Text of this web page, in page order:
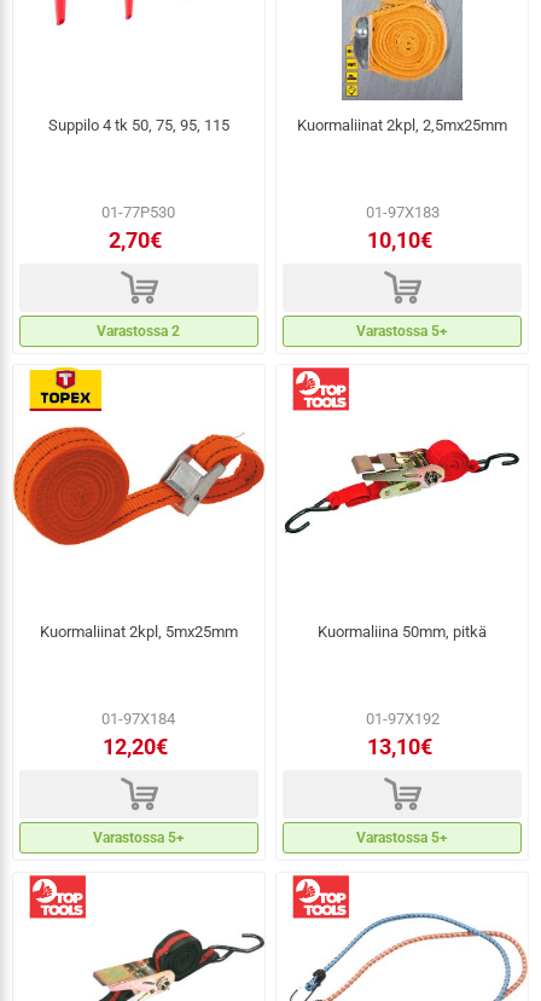
Suppilo 4 tk 50, 75, 95, 115
01-77P530
2,70€
d
Varastossa 2
Kuormaliinat 2kpl, 2,5mx25mm
01-97X183
10,10€
d
Varastossa 5+
Kuormaliinat 2kpl, 5mx25mm
01-97X184
12,20€
d
Varastossa 5+
Kuormaliina 50mm, pitkä
01-97X192
13,10€
d
Varastossa 5+